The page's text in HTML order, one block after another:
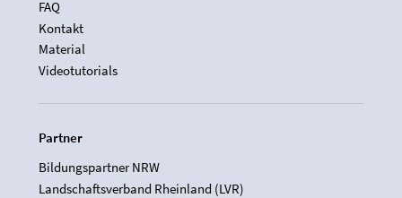
FAQ
Kontakt
Material
Videotutorials
Partner
Bildungspartner NRW
Landschaftsverband Rheinland (LVR)